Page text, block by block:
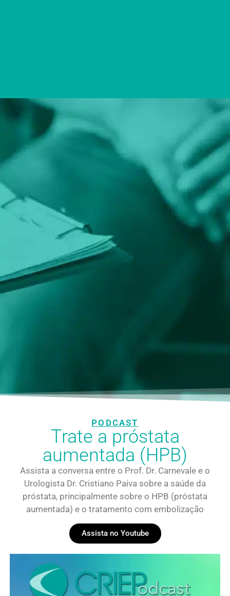
PODCAST
Trate a próstata
aumentada (HPB)
Assista a conversa entre o Prof. Dr. Carnevale e o
Urologista Dr. Cristiano Paiva sobre a saúde da
próstata, principalmente sobre o HPB (próstata
aumentada) e o tratamento com embolização
Assista no Youtube